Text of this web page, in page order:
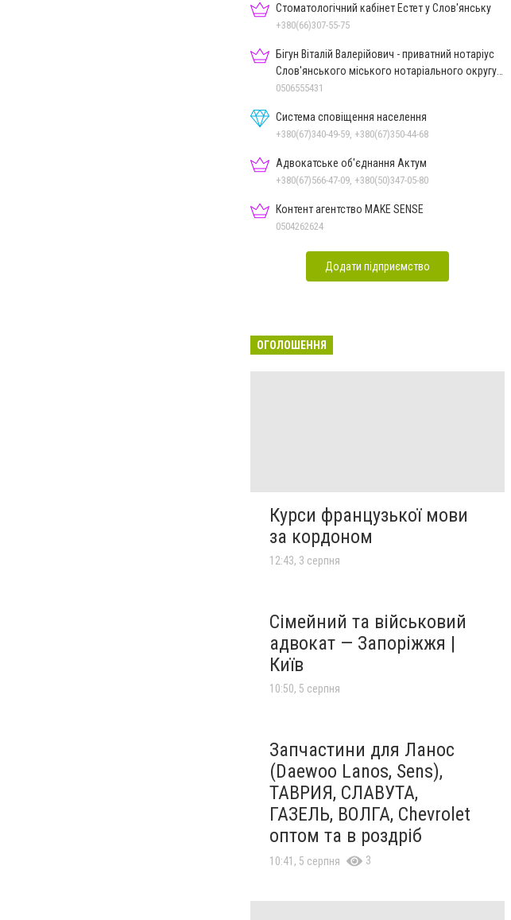
Стоматологічний кабінет Естет у Слов'янську
+380(66)307-55-75
Бігун Віталій Валерійович - приватний нотаріус
Слов'янського міського нотаріального округу
Дон.обл.
0506555431
Система сповіщення населення
+380(67)340-49-59, +380(67)350-44-68
Адвокатське об'єднання Актум
+380(67)566-47-09, +380(50)347-05-80
Контент агентство MAKE SENSE
0504262624
Додати підприємство
ОГОЛОШЕННЯ
Курси французької мови
за кордоном
12:43, 3 серпня
Сімейний та військовий
адвокат — Запоріжжя |
Київ
10:50, 5 серпня
Запчастини для Ланос
(Daewoo Lanos, Sens),
ТАВРИЯ, СЛАВУТА,
ГАЗЕЛЬ, ВОЛГА, Chevrolet
оптом та в роздріб
10:41, 5 серпня 3